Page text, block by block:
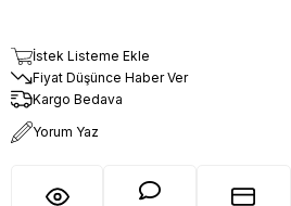
İstek Listeme Ekle
Fiyat Düşünce Haber Ver
Kargo Bedava
Yorum Yaz